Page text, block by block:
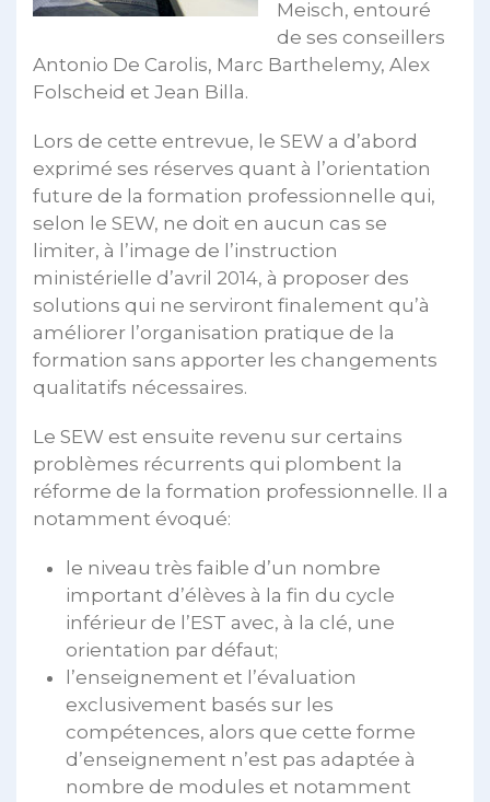
Meisch, entouré
de ses conseillers
Antonio De Carolis, Marc Barthelemy, Alex
Folscheid et Jean Billa.
Lors de cette entrevue, le SEW a d’abord
exprimé ses réserves quant à l’orientation
future de la formation professionnelle qui,
selon le SEW, ne doit en aucun cas se
limiter, à l’image de l’instruction
ministérielle d’avril 2014, à proposer des
solutions qui ne serviront finalement qu’à
améliorer l’organisation pratique de la
formation sans apporter les changements
qualitatifs nécessaires.
Le SEW est ensuite revenu sur certains
problèmes récurrents qui plombent la
réforme de la formation professionnelle. Il a
notamment évoqué:
le niveau très faible d’un nombre
important d’élèves à la fin du cycle
inférieur de l’EST avec, à la clé, une
orientation par défaut;
l’enseignement et l’évaluation
exclusivement basés sur les
compétences, alors que cette forme
d’enseignement n’est pas adaptée à
nombre de modules et notamment